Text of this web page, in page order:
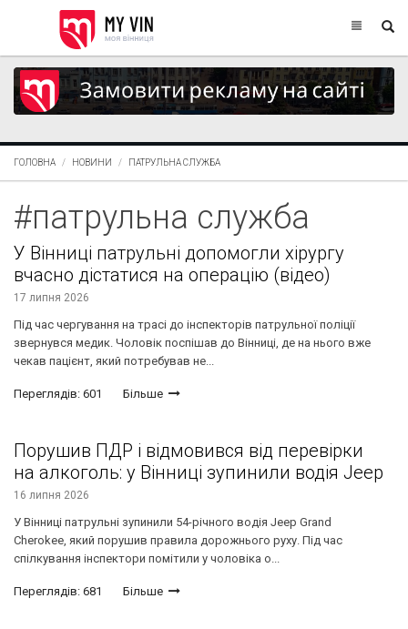
ГОЛОВНА НОВИНИ ПАТРУЛЬНА СЛУЖБА
#патрульна служба
У Вінниці патрульні допомогли хірургу
вчасно дістатися на операцію (відео)
17 липня 2026
Під час чергування на трасі до інспекторів патрульної поліції
звернувся медик. Чоловік поспішав до Вінниці, де на нього вже
чекав пацієнт, який потребував не...
Переглядів: 601 Більше
Порушив ПДР і відмовився від перевірки
на алкоголь: у Вінниці зупинили водія Jeep
16 липня 2026
У Вінниці патрульні зупинили 54-річного водія Jeep Grand
Cherokee, який порушив правила дорожнього руху. Під час
спілкування інспектори помітили у чоловіка о...
Переглядів: 681 Більше